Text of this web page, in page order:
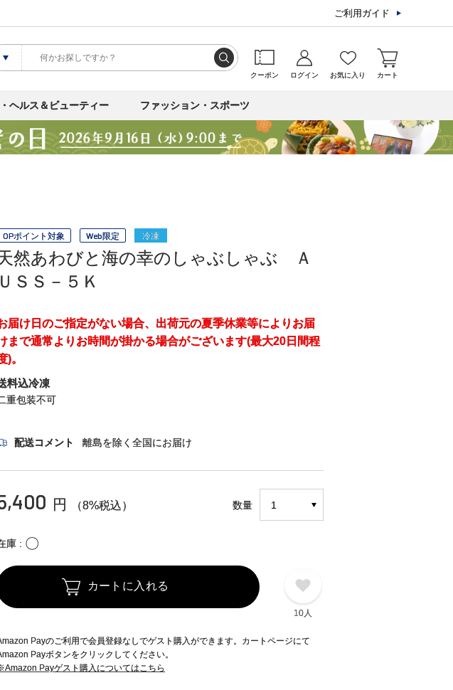
ご利用ガイド
クーポン ログイン お気に入り カート
ヘルス＆ビューティー ファッション・スポーツ
OPポイント対象 Web限定 冷凍
然あわびと海の幸のしゃぶしゃぶ Ａ
ＵＳＳ－５Ｋ
届け日のご指定がない場合、出荷元の夏季休業等によりお届
まで通常よりお時間が掛かる場合がございます(最大20日間程
)。
料込冷凍
重包装不可
配送コメント 離島を除く全国にお届け
円 （8%税込） 数量
庫 〇
カートに入れる
10人
Payのご利用で会員登録なしでゲスト購入ができます。カートページにて
Payボタンをクリックしてください。
Payゲスト購入についてはこちら